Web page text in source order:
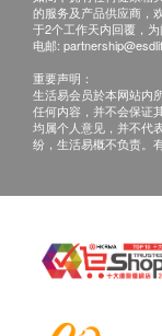
的服务及产品供应商，
于2个工作天内回覆，为
电邮:
重要声明：
生活易会员於本网站内
任何内容，并不会保证
均属个人意见，并不代
纷，生活易概不负责。